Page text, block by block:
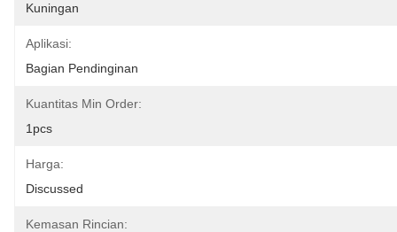
Kuningan
Aplikasi:
Bagian Pendinginan
Kuantitas Min Order:
1pcs
Harga:
Discussed
Kemasan Rincian: